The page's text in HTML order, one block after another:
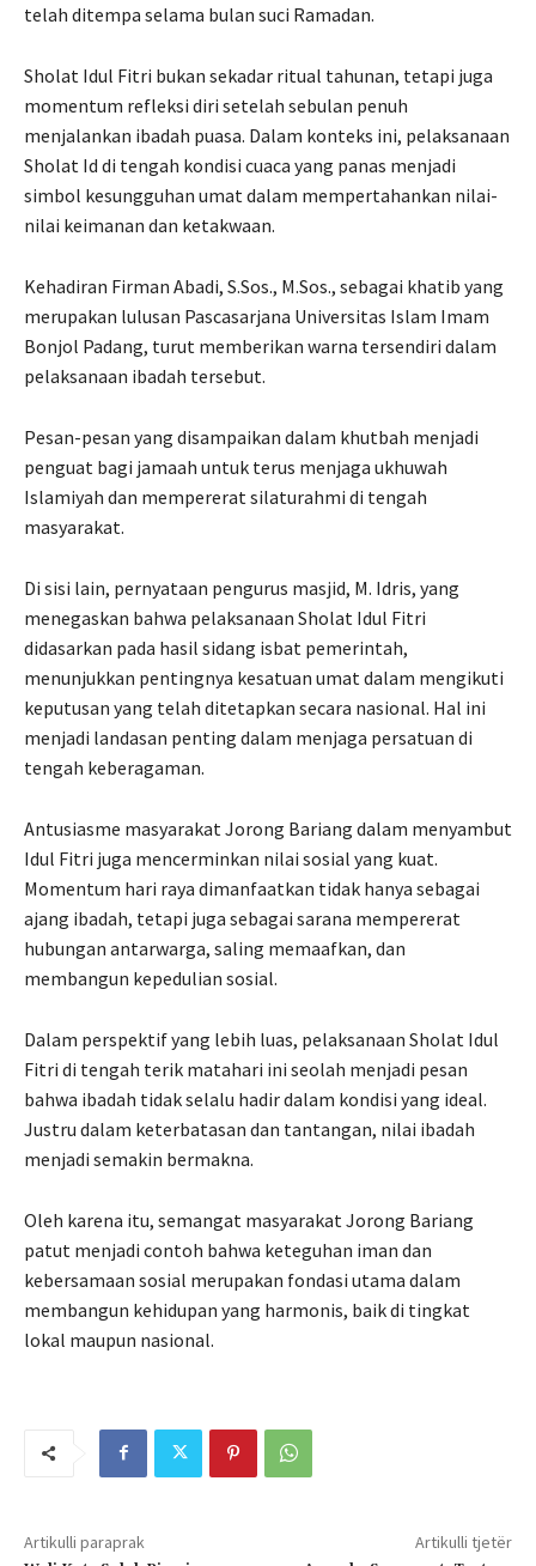
telah ditempa selama bulan suci Ramadan.
Sholat Idul Fitri bukan sekadar ritual tahunan, tetapi juga
momentum refleksi diri setelah sebulan penuh
menjalankan ibadah puasa. Dalam konteks ini, pelaksanaan
Sholat Id di tengah kondisi cuaca yang panas menjadi
simbol kesungguhan umat dalam mempertahankan nilai-
nilai keimanan dan ketakwaan.
Kehadiran Firman Abadi, S.Sos., M.Sos., sebagai khatib yang
merupakan lulusan Pascasarjana Universitas Islam Imam
Bonjol Padang, turut memberikan warna tersendiri dalam
pelaksanaan ibadah tersebut.
Pesan-pesan yang disampaikan dalam khutbah menjadi
penguat bagi jamaah untuk terus menjaga ukhuwah
Islamiyah dan mempererat silaturahmi di tengah
masyarakat.
Di sisi lain, pernyataan pengurus masjid, M. Idris, yang
menegaskan bahwa pelaksanaan Sholat Idul Fitri
didasarkan pada hasil sidang isbat pemerintah,
menunjukkan pentingnya kesatuan umat dalam mengikuti
keputusan yang telah ditetapkan secara nasional. Hal ini
menjadi landasan penting dalam menjaga persatuan di
tengah keberagaman.
Antusiasme masyarakat Jorong Bariang dalam menyambut
Idul Fitri juga mencerminkan nilai sosial yang kuat.
Momentum hari raya dimanfaatkan tidak hanya sebagai
ajang ibadah, tetapi juga sebagai sarana mempererat
hubungan antarwarga, saling memaafkan, dan
membangun kepedulian sosial.
Dalam perspektif yang lebih luas, pelaksanaan Sholat Idul
Fitri di tengah terik matahari ini seolah menjadi pesan
bahwa ibadah tidak selalu hadir dalam kondisi yang ideal.
Justru dalam keterbatasan dan tantangan, nilai ibadah
menjadi semakin bermakna.
Oleh karena itu, semangat masyarakat Jorong Bariang
patut menjadi contoh bahwa keteguhan iman dan
kebersamaan sosial merupakan fondasi utama dalam
membangun kehidupan yang harmonis, baik di tingkat
lokal maupun nasional.
Artikulli paraprak Artikulli tjetër